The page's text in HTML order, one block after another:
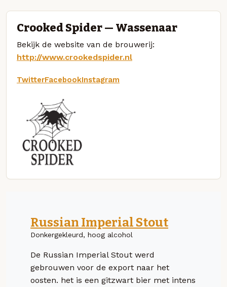
Crooked Spider — Wassenaar
Bekijk de website van de brouwerij:
http://www.crookedspider.nl
TwitterFacebookInstagram
Russian Imperial Stout
Donkergekleurd, hoog alcohol
De Russian Imperial Stout werd
gebrouwen voor de export naar het
oosten. het is een gitzwart bier met intens